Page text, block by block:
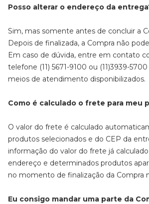
Posso alterar o endereço da
Sim, mas somente antes de concluir a
Depois de finalizada, a Compra não
Em caso de dúvida, entre em contato
telefone (11) 5671-9100 ou (11)3939-
meios de atendimento disponibilizados.
Como é calculado o frete para meu
O valor do frete é calculado
produtos selecionados e do CEP da
informação do valor do frete já
endereço e determinados produtos
no momento de finalização da Compra
Eu consigo mandar uma parte da